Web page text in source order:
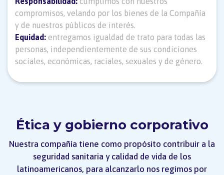
compromisos, velando por los bienes de la Compañía
y de nuestros públicos de interés.
Equidad: entregamos igualdad de trato para todas las
personas, independientemente de sus condiciones
sociales, económicas, raciales, sexuales y de género.
Ética y gobierno corporativo
Nuestra compañía tiene como propósito contribuir a la
seguridad sanitaria y calidad de vida de los
latinoamericanos, para alcanzarlo nos regimos por